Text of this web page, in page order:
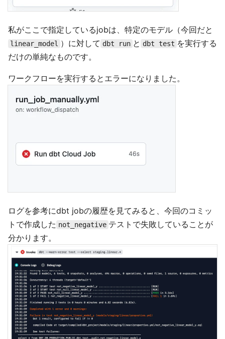
私がここで指定しているjobは、特定のモデル（今回だと
linear_model ）に対して dbt run と dbt test を実行する
だけの単純なものです。
ワークフローを実行するとエラーになりました。
ログを参考にdbt jobの履歴を見てみると、今回のコミッ
トで作成した not_negative テストで失敗していることが
分かります。